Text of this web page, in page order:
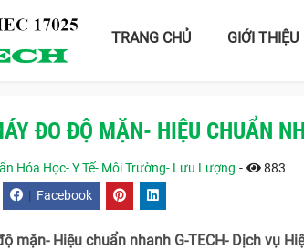
TRANG CHỦ GIỚI THIỆU
ĐO ĐỘ MẶN- HIỆU CHUẨN
Hóa Học- Y Tế- Môi Trường- Lưu Lượng - 883
| Facebook
mặn- Hiệu chuẩn nhanh G-TECH- Dịch vụ